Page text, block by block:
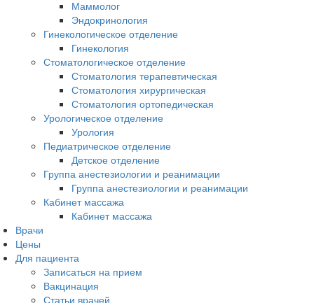
Маммолог
Эндокринология
Гинекологическое отделение
Гинекология
Стоматологическое отделение
Стоматология терапевтическая
Стоматология хирургическая
Стоматология ортопедическая
Урологическое отделение
Урология
Педиатрическое отделение
Детское отделение
Группа анестезиологии и реанимации
Группа анестезиологии и реанимации
Кабинет массажа
Кабинет массажа
Врачи
Цены
Для пациента
Записаться на прием
Вакцинация
Статьи врачей